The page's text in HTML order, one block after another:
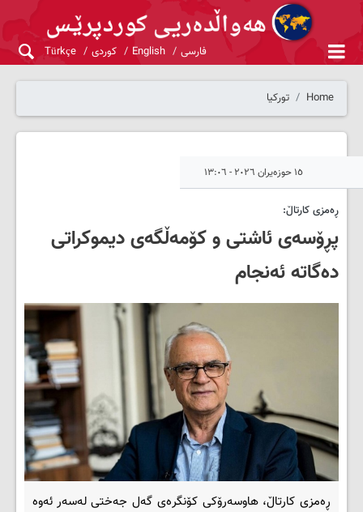
فارسی English کوردی Türkçe
Home تورکیا
١٥ حوزەیران ٢٠٢٦ - ١٣:٠٦
ڕەمزی کارتاڵ:
پڕۆسەی ئاشتی و کۆمەڵگەی دیموکراتی
دەگاتە ئەنجام
ڕەمزی کارتاڵ، هاوسەرۆکی کۆنگرەی گەل جەختی لەسەر ئەوە